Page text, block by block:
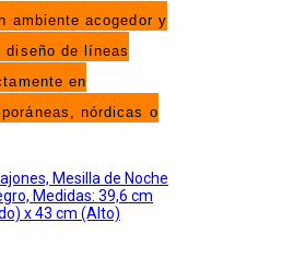
ambiente acogedor y
diseño de líneas
en
nórdicas o